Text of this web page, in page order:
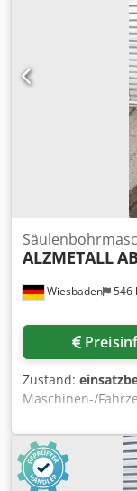
Wiesbaden 546
ALZMETALL
Zustand:
Maschinen-/
400 x 400 mm
Handkurbel u.
zw. Tisch u.